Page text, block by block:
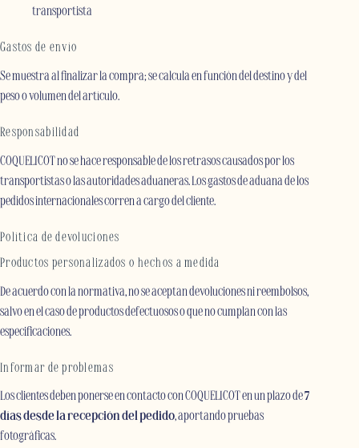
transportista
Gastos de envío
Se muestra al finalizar la compra; se calcula en función del destino y del
peso o volumen del artículo.
Responsabilidad
COQUELICOT no se hace responsable de los retrasos causados por los
transportistas o las autoridades aduaneras. Los gastos de aduana de los
pedidos internacionales corren a cargo del cliente.
Política de devoluciones
Productos personalizados o hechos a medida
De acuerdo con la normativa, no se aceptan devoluciones ni reembolsos,
salvo en el caso de productos defectuosos o que no cumplan con las
especificaciones.
Informar de problemas
Los clientes deben ponerse en contacto con COQUELICOT en un plazo de7
días desde la recepción del pedido, aportando pruebas
fotográficas.